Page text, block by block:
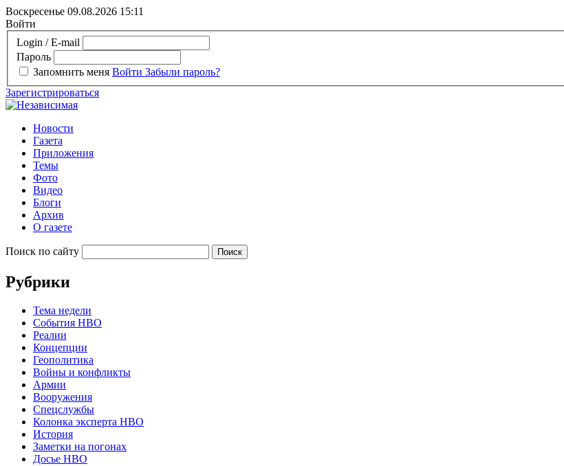
Воскресенье 09.08.2026 15:11
Войти
Login / E-mail
Пароль
Запомнить меня Войти Забыли пароль?
Зарегистрироваться
Новости
Газета
Приложения
Темы
Фото
Видео
Блоги
Архив
О газете
Поиск по сайту
Рубрики
Тема недели
События НВО
Реалии
Концепции
Геополитика
Войны и конфликты
Армии
Вооружения
Спецслужбы
Колонка эксперта НВО
История
Заметки на погонах
Досье НВО